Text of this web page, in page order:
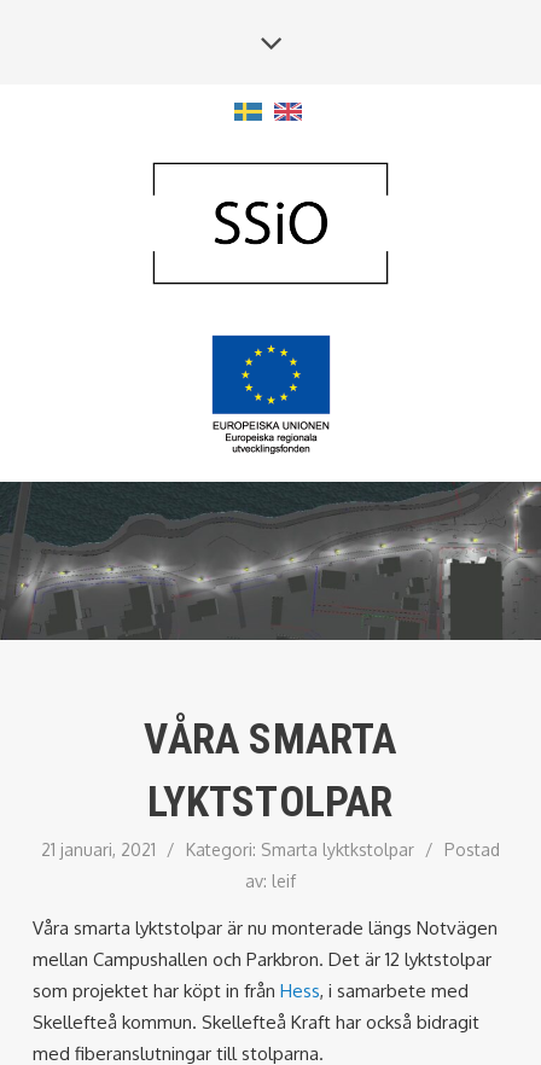
VÅRA SMARTA
LYKTSTOLPAR
21 januari, 2021 / Kategori: Smarta lyktkstolpar /
Postad
av: leif
Våra smarta lyktstolpar är nu monterade längs Notvägen
mellan Campushallen och Parkbron. Det är 12 lyktstolpar
som projektet har köpt in från Hess, i samarbete med
Skellefteå kommun. Skellefteå Kraft har också bidragit
med fiberanslutningar till stolparna.